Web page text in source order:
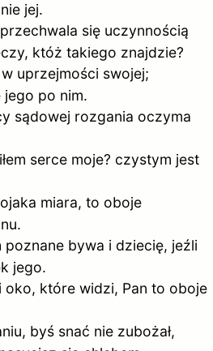
jej.
się uczynnością
któż takiego znajdzie?
uprzejmości swojej;
jego po nim.
sądowej rozgania oczyma
serce moje? czystym jest
miara, to oboje
bywa i dziecię, jeźli
jego.
oko, które widzi, Pan to oboje
byś snać nie zubożał,